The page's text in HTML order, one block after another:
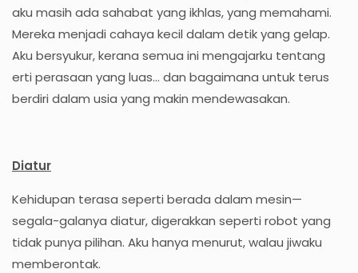
aku masih ada sahabat yang ikhlas, yang memahami.
Mereka menjadi cahaya kecil dalam detik yang gelap.
Aku bersyukur, kerana semua ini mengajarku tentang
erti perasaan yang luas... dan bagaimana untuk terus
berdiri dalam usia yang makin mendewasakan.
Diatur
Kehidupan terasa seperti berada dalam mesin—
segala-galanya diatur, digerakkan seperti robot yang
tidak punya pilihan. Aku hanya menurut, walau jiwaku
memberontak.